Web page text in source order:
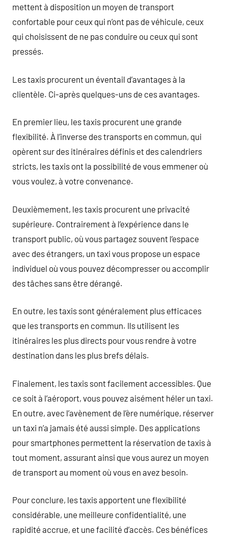
mettent à disposition un moyen de transport
confortable pour ceux qui n’ont pas de véhicule, ceux
qui choisissent de ne pas conduire ou ceux qui sont
pressés.
Les taxis procurent un éventail d’avantages à la
clientèle. Ci-après quelques-uns de ces avantages.
En premier lieu, les taxis procurent une grande
flexibilité. À l’inverse des transports en commun, qui
opèrent sur des itinéraires définis et des calendriers
stricts, les taxis ont la possibilité de vous emmener où
vous voulez, à votre convenance.
Deuxièmement, les taxis procurent une privacité
supérieure. Contrairement à l’expérience dans le
transport public, où vous partagez souvent l’espace
avec des étrangers, un taxi vous propose un espace
individuel où vous pouvez décompresser ou accomplir
des tâches sans être dérangé.
En outre, les taxis sont généralement plus efficaces
que les transports en commun. Ils utilisent les
itinéraires les plus directs pour vous rendre à votre
destination dans les plus brefs délais.
Finalement, les taxis sont facilement accessibles. Que
ce soit à l’aéroport, vous pouvez aisément héler un taxi.
En outre, avec l’avènement de l’ère numérique, réserver
un taxi n’a jamais été aussi simple. Des applications
pour smartphones permettent la réservation de taxis à
tout moment, assurant ainsi que vous aurez un moyen
de transport au moment où vous en avez besoin.
Pour conclure, les taxis apportent une flexibilité
considérable, une meilleure confidentialité, une
rapidité accrue, et une facilité d’accès. Ces bénéfices